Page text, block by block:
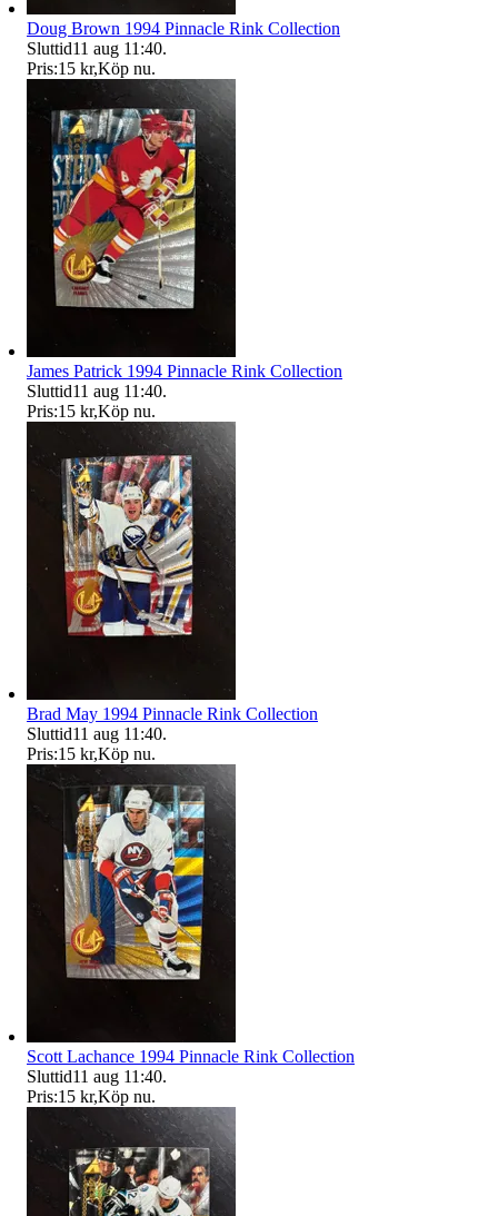
Doug Brown 1994 Pinnacle Rink Collection
Sluttid11 aug 11:40.
Pris:15 kr,Köp nu.
James Patrick 1994 Pinnacle Rink Collection
Sluttid11 aug 11:40.
Pris:15 kr,Köp nu.
Brad May 1994 Pinnacle Rink Collection
Sluttid11 aug 11:40.
Pris:15 kr,Köp nu.
Scott Lachance 1994 Pinnacle Rink Collection
Sluttid11 aug 11:40.
Pris:15 kr,Köp nu.